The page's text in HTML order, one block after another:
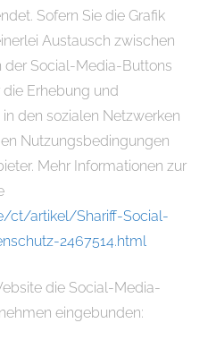
Sofern Sie die Grafik
Austausch zwischen
der Social-Media-Buttons
Erhebung und
den sozialen Netzwerken
Nutzungsbedingungen
Mehr Informationen zur
ct/artikel/Shariff-Social-
2467514.html
die Social-Media-
eingebunden: